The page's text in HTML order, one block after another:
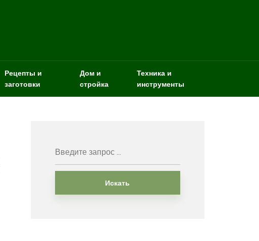
Рецепты и
заготовки
Дом и
стройка
Техника и
инструменты
Искать